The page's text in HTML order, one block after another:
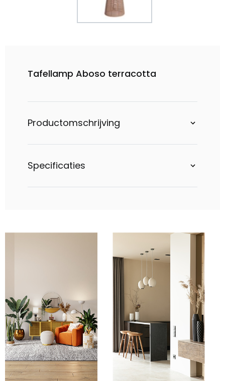
Tafellamp Aboso terracotta
Productomschrijving
Specificaties